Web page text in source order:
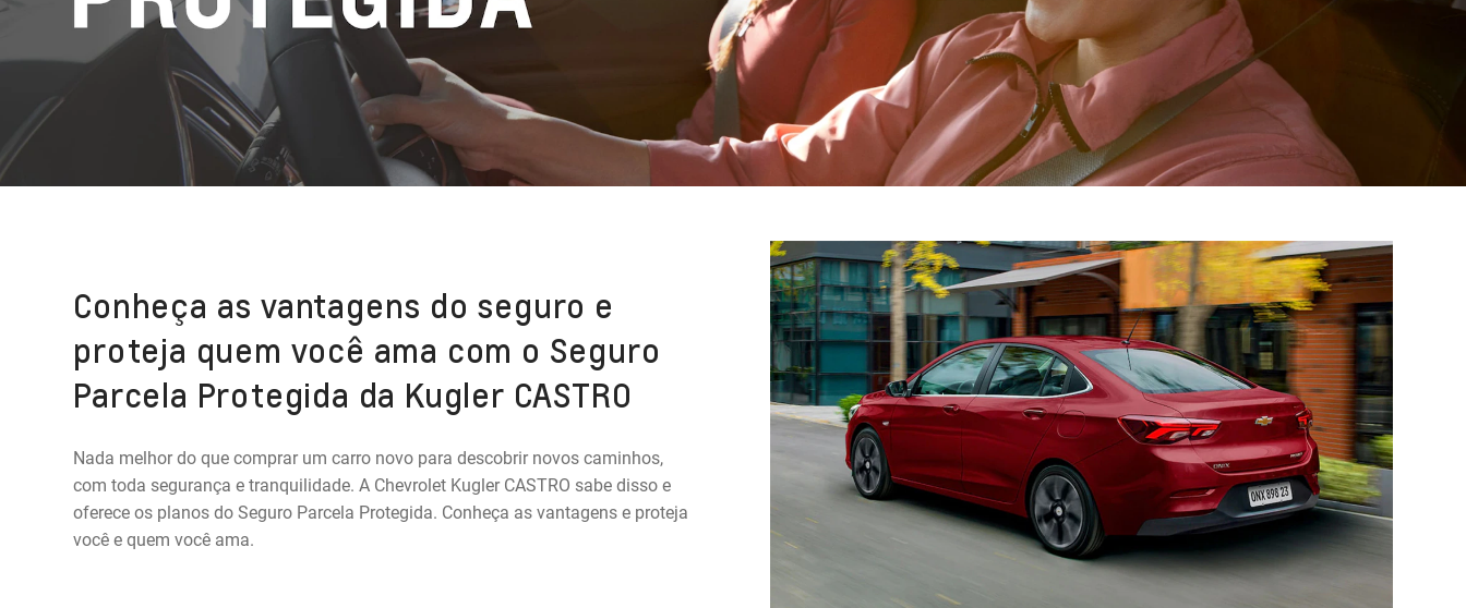
Conheça as vantagens do seguro e
proteja quem você ama com o Seguro
Parcela Protegida da Kugler CASTRO
Nada melhor do que comprar um carro novo para descobrir novos caminhos,
com toda segurança e tranquilidade. A Chevrolet Kugler CASTRO sabe disso e
oferece os planos do Seguro Parcela Protegida. Conheça as vantagens e proteja
você e quem você ama.